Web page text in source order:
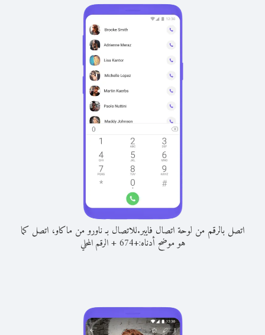
اتصل بالرقم من لوحة اتصال فايبر.للاتصال بـ ناورو من ماكاو، اتصل كما
هو موضح أدناه:+
674
+الرقم المحلي